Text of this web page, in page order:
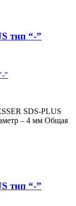
тип “-”
"
SDS-PLUS
– 4 мм Общая
тип “-”